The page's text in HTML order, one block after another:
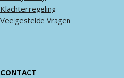
Klachtenregeling
Veelgestelde Vragen
CONTACT